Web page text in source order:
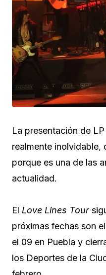
La presentación de
realmente inolvidable,
porque es una de las
actualidad.
El Love Lines Tour
próximas fechas son
el 09 en Puebla y
los Deportes de la